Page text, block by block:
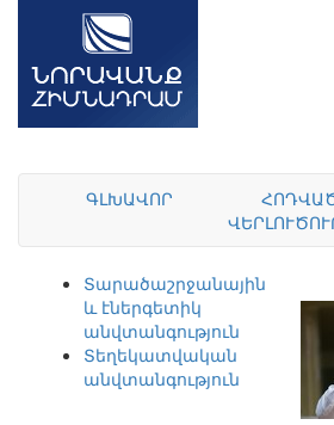
ԳԼԽԱՎՈՐ
Տարածաշրջանային
և էներգետիկ
անվտանգություն
Տեղեկատվական
անվտանգություն